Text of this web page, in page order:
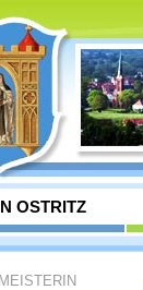
OSTRITZ